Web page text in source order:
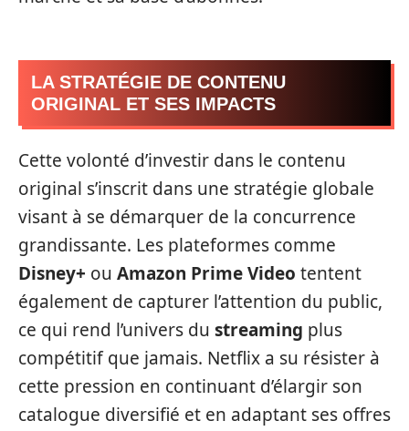
LA STRATÉGIE DE CONTENU
ORIGINAL ET SES IMPACTS
Cette volonté d’investir dans le contenu
original s’inscrit dans une stratégie globale
visant à se démarquer de la concurrence
grandissante. Les plateformes comme
Disney+ ou Amazon Prime Video tentent
également de capturer l’attention du public,
ce qui rend l’univers du streaming plus
compétitif que jamais. Netflix a su résister à
cette pression en continuant d’élargir son
catalogue diversifié et en adaptant ses offres